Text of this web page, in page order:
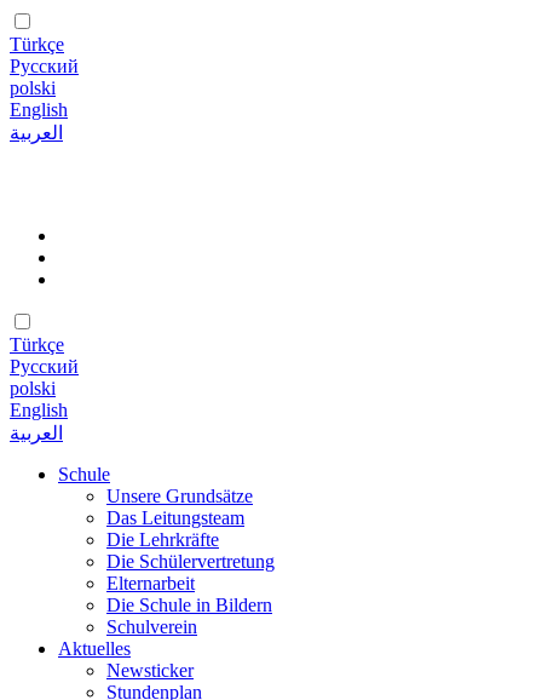
Türkçe
Русский
polski
English
العربية
Türkçe
Русский
polski
English
العربية
Schule
Unsere Grundsätze
Das Leitungsteam
Die Lehrkräfte
Die Schülervertretung
Elternarbeit
Die Schule in Bildern
Schulverein
Aktuelles
Newsticker
Stundenplan